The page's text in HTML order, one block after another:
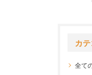
カ
全て